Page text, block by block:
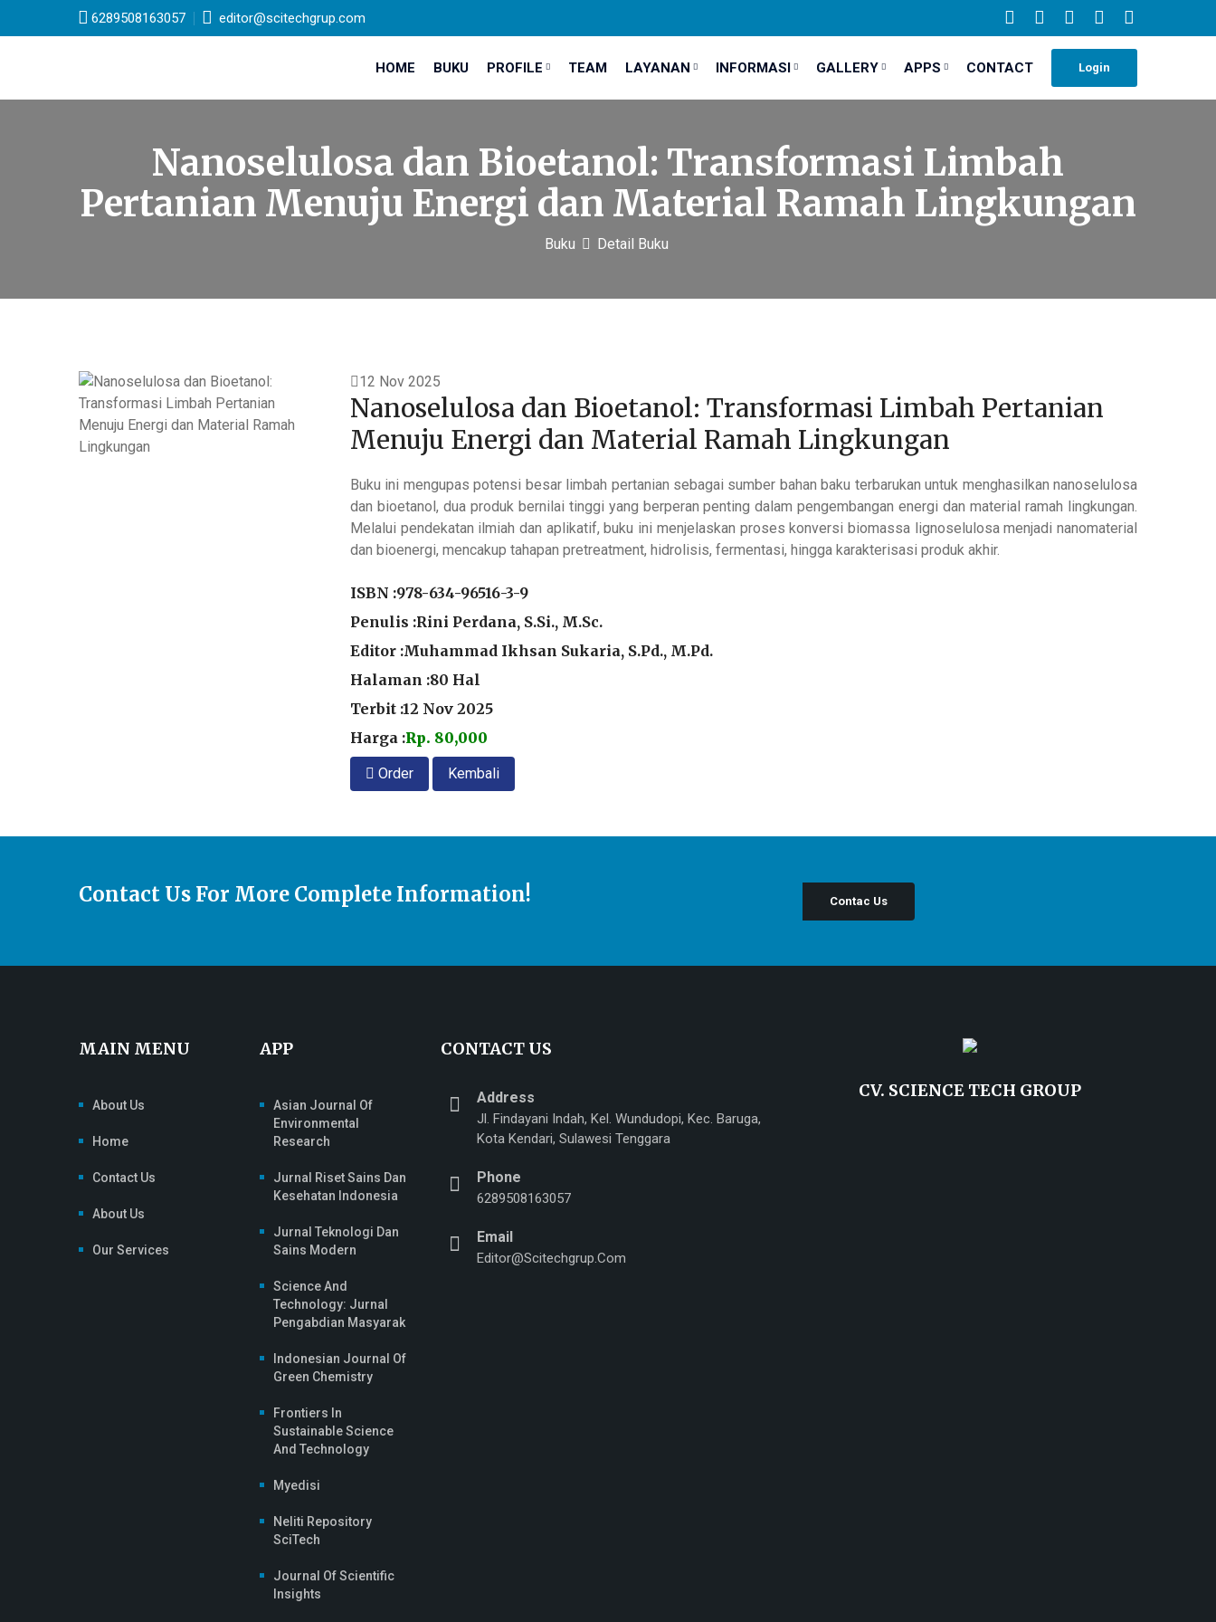
6289508163057 editor@scitechgrup.com
Login
HOME BUKU PROFILE TEAM LAYANAN INFORMASI GALLERY APPS CONTACT
Nanoselulosa dan Bioetanol: Transformasi Limbah
Pertanian Menuju Energi dan Material Ramah Lingkungan
Buku Detail Buku
12 Nov 2025
Nanoselulosa dan Bioetanol: Transformasi Limbah Pertanian
Menuju Energi dan Material Ramah Lingkungan
Buku ini mengupas potensi besar limbah pertanian sebagai sumber bahan baku terbarukan untuk menghasilkan nanoselulosa
dan bioetanol, dua produk bernilai tinggi yang berperan penting dalam pengembangan energi dan material ramah lingkungan.
Melalui pendekatan ilmiah dan aplikatif, buku ini menjelaskan proses konversi biomassa lignoselulosa menjadi nanomaterial
dan bioenergi, mencakup tahapan pretreatment, hidrolisis, fermentasi, hingga karakterisasi produk akhir.
ISBN :978-634-96516-3-9
Penulis :Rini Perdana, S.Si., M.Sc.
Editor :Muhammad Ikhsan Sukaria, S.Pd., M.Pd.
Halaman :80 Hal
Terbit :12 Nov 2025
Harga :Rp. 80,000
Order Kembali
Contact Us For More Complete Information! Contac Us
MAIN MENU
About Us
Home
Contact Us
About Us
Our Services
APP
Asian Journal Of
Environmental
Research
Jurnal Riset Sains Dan
Kesehatan Indonesia
Jurnal Teknologi Dan
Sains Modern
Science And
Technology: Jurnal
Pengabdian Masyarak
Indonesian Journal Of
Green Chemistry
Frontiers In
Sustainable Science
And Technology
Myedisi
Neliti Repository
SciTech
Journal Of Scientific
Insights
CONTACT US
Address
Jl. Findayani Indah, Kel. Wundudopi, Kec. Baruga,
Kota Kendari, Sulawesi Tenggara
Phone
6289508163057
Email
Editor@scitechgrup.com
CV. SCIENCE TECH GROUP